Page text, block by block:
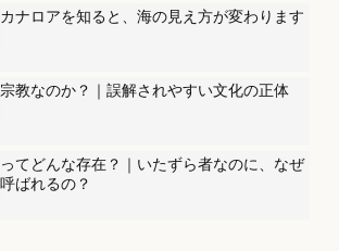
ナロアを知ると、海の見え方が変わります
教なのか？｜誤解されやすい文化の正体
てどんな存在？｜いたずら者なのに、なぜ
ばれるの？